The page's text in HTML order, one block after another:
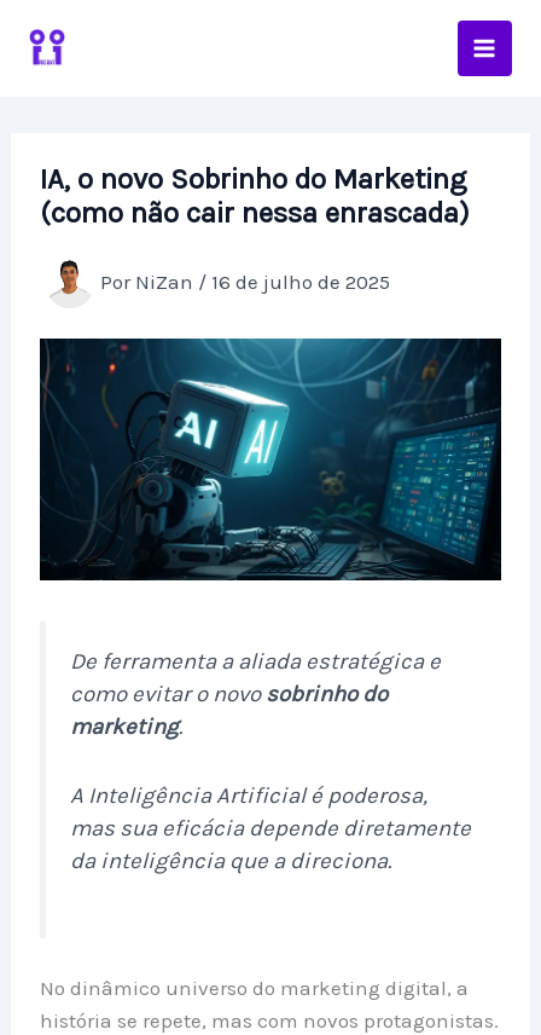
para
IA, o novo Sobrinho do Marketing
(como não cair nessa enrascada)
Por NiZan / 16 de julho de 2025
De ferramenta a aliada estratégica e
como evitar o novosobrinho do
marketing.
A Inteligência Artificial é poderosa,
mas sua eficácia depende diretamente
da inteligência que a direciona.
No dinâmico universo do marketing digital, a
história se repete, mas com novos protagonistas.